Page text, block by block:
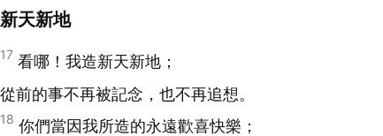
新天新地
17 看哪！我造新天新地；
從前的事不再被記念，也不再追想。
18 你們當因我所造的永遠歡喜快樂；